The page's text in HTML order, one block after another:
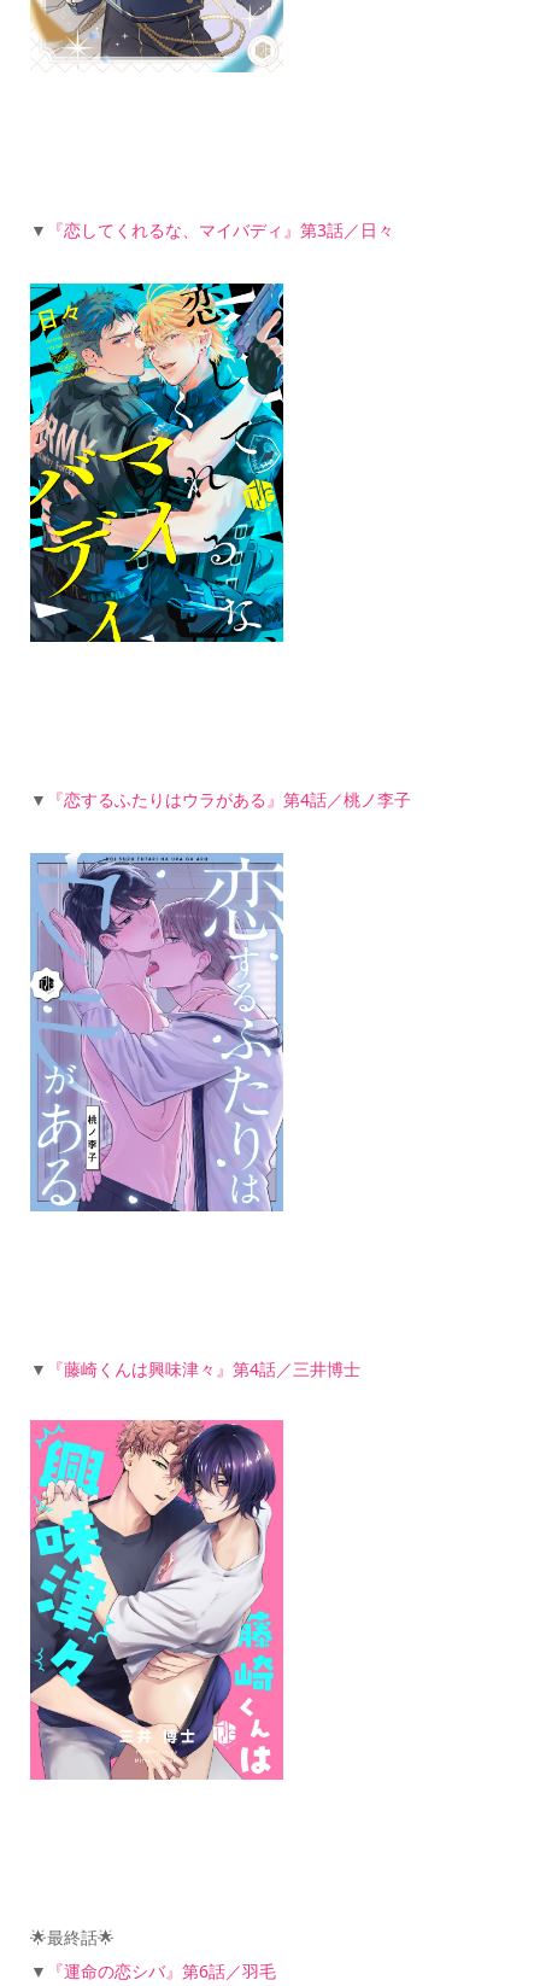
▼ 『恋してくれるな、マイバディ』第3話／日々
▼ 『恋するふたりはウラがある』第4話／桃ノ李子
▼ 『藤崎くんは興味津々』第4話／三井博士
🌟最終話🌟
▼ 『運命の恋シバ』第6話／羽毛